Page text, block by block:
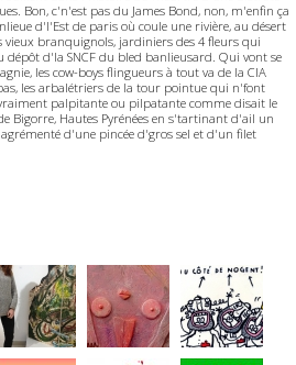
Bon, c'n'est pas du James Bond, non, m'enfin ça
d'l'Est de paris où coule une rivière, au désert
vieux branquignols, jardiniers des 4 fleurs qui
d'la SNCF du bled banlieusard. Qui vont se
les cow-boys flingueurs à tout va de la CIA
les arbalétriers de la tour pointue qui n'font
palpitante ou pilpatante comme disait le
Bigorre, Hautes Pyrénées en s'tartinant d'ail un
d'une pincée d'gros sel et d'un filet